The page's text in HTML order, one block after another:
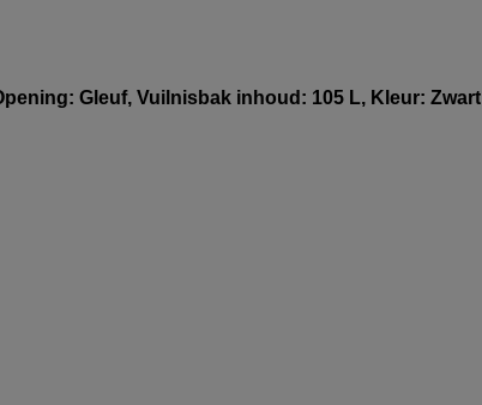
Gleuf, Vuilnisbak inhoud: 105 L, Kleur: Zwart